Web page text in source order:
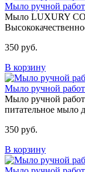
Мыло ручной
Мыло LUXURY
350 руб.
В корзину
Мыло ручной
Мыло ручной
питательное мыло
350 руб.
В корзину